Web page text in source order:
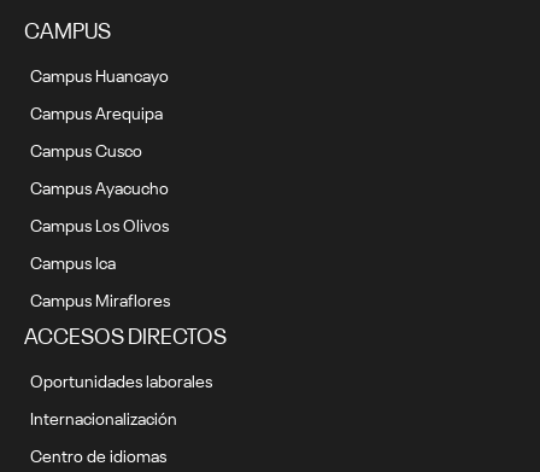
CAMPUS
Campus Huancayo
Campus Arequipa
Campus Cusco
Campus Ayacucho
Campus Los Olivos
Campus Ica
Campus Miraflores
ACCESOS DIRECTOS
Oportunidades laborales
Internacionalización
Centro de idiomas